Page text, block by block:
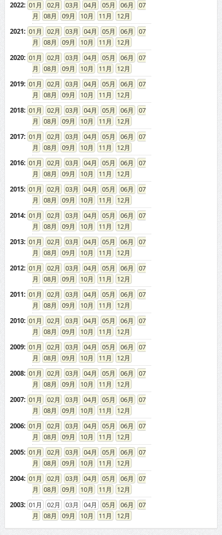
2022: 01 02 03 04 05 06
07
08
09 10 11
12
2021: 01 02 03 04 05 06
07
08
09 10 11
12
2020: 01 02 03 04 05 06
07
08
09 10 11
12
2019: 01 02 03 04 05 06
07
08
09 10 11
12
2018: 01 02 03 04 05 06
07
08
09 10 11
12
2017: 01 02 03 04 05 06
07
08
09 10 11
12
2016: 01 02 03 04 05 06
07
08
09 10 11
12
2015: 01 02 03 04 05 06
07
08
09 10 11
12
2014: 01 02 03 04 05 06
07
08
09 10 11
12
2013: 01 02 03 04 05 06
07
08
09 10 11
12
2012: 01 02 03 04 05 06
07
08
09 10 11
12
2011: 01 02 03 04 05 06
07
08
09 10 11
12
2010: 01 02 03 04 05 06
07
08
09 10 11
12
2009: 01 02 03 04 05 06
07
08
09 10 11
12
2008: 01 02 03 04 05 06
07
08
09 10 11
12
2007: 01 02 03 04 05 06
07
08
09 10 11
12
2006: 01 02 03 04 05 06
07
08
09 10 11
12
2005: 01 02 03 04 05 06
07
08
09 10 11
12
2004: 01 02 03 04 05 06
07
08
09 10 11
12
2003: 01 02 03 04 05 06
07
08
09 10 11 12